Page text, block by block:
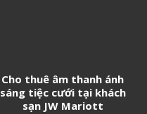
Cho thuê âm thanh ánh
sáng tiệc cưới tại khách
sạn JW Mariott